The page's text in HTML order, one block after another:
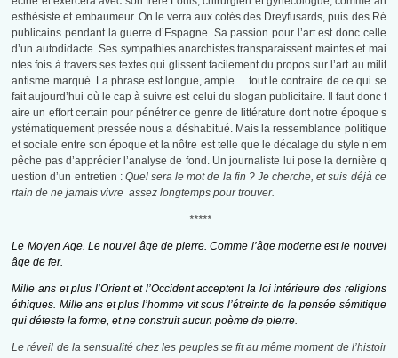
esthésiste et embaumeur. On le verra aux cotés des Dreyfusards, puis des Ré
publicains pendant la guerre d’Espagne. Sa passion pour l’art est donc celle
d’un autodidacte. Ses sympathies anarchistes transparaissent maintes et mai
ntes fois à travers ses textes qui glissent facilement du propos sur l’art au milit
antisme marqué. La phrase est longue, ample… tout le contraire de ce qui se
fait aujourd’hui où le cap à suivre est celui du slogan publicitaire. Il faut donc f
aire un effort certain pour pénétrer ce genre de littérature dont notre époque s
ystématiquement pressée nous a déshabitué. Mais la ressemblance politique
et sociale entre son époque et la nôtre est telle que le décalage du style n’em
pêche pas d’apprécier l’analyse de fond. Un journaliste lui pose la dernière q
uestion d’un entretien : Quel sera le mot de la fin ? Je cherche, et suis déjà ce
rtain de ne jamais vivre assez longtemps pour trouver.
*****
Le Moyen Age. Le nouvel âge de pierre. Comme l’âge moderne est le nouvel
âge de fer.
Mille ans et plus l’Orient et l’Occident acceptent la loi intérieure des religions
éthiques. Mille ans et plus l’homme vit sous l’étreinte de la pensée sémitique
qui déteste la forme, et ne construit aucun poème de pierre.
Le réveil de la sensualité chez les peuples se fit au même moment de l’histoir